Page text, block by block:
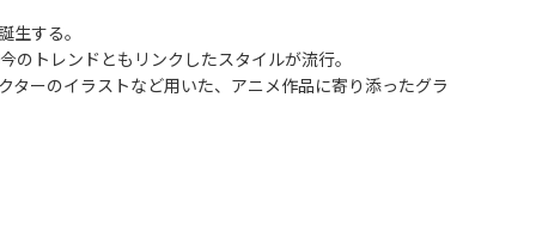
する。
トレンドともリンクしたスタイルが流行。
ターのイラストなど用いた、アニメ作品に寄り添ったグラ